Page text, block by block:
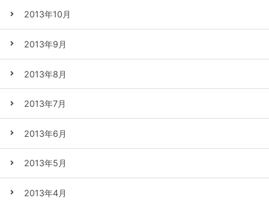
2013年10月
2013年9月
2013年8月
2013年7月
2013年6月
2013年5月
2013年4月